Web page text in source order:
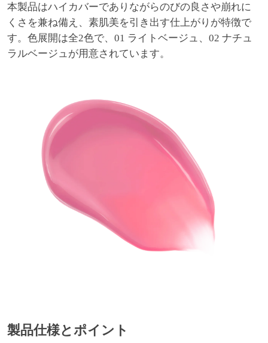
本製品はハイカバーでありながらのびの良さや崩れに
くさを兼ね備え、素肌美を引き出す仕上がりが特徴で
す。色展開は全2色で、01 ライトベージュ、02 ナチュ
ラルベージュが用意されています。
製品仕様とポイント